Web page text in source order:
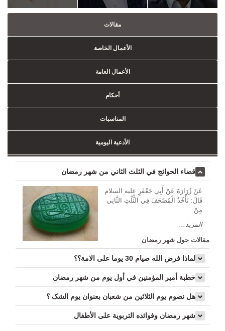
مقالات
الأعمال الخاصة
الأعمال العامة
أحكام
المناسبات
الأدعية اليومية
قضاء الحوائج في الثلث الثاني من شهر رمضان
عَنْ زُرَارَةَ عَنْ أَبِي جَعْفَرٍ علیه السلام
قَالَ: تَأْخُذُ الْمُصْحَفَ فِي الثُّلُثِ الثَّانِي
مِنْ
المزيد...
مقالات حول شهر رمضان
لماذا فرض الله صيام 30 يوما على الامة؟؟
خطبة أمير المؤمنين في أول يوم من شهر رمضان
هل نصوم یوم الثلاثین من شعبان بعنوان یوم الشک ؟
شهر رمضان وفوائده التربوية على الأطفال